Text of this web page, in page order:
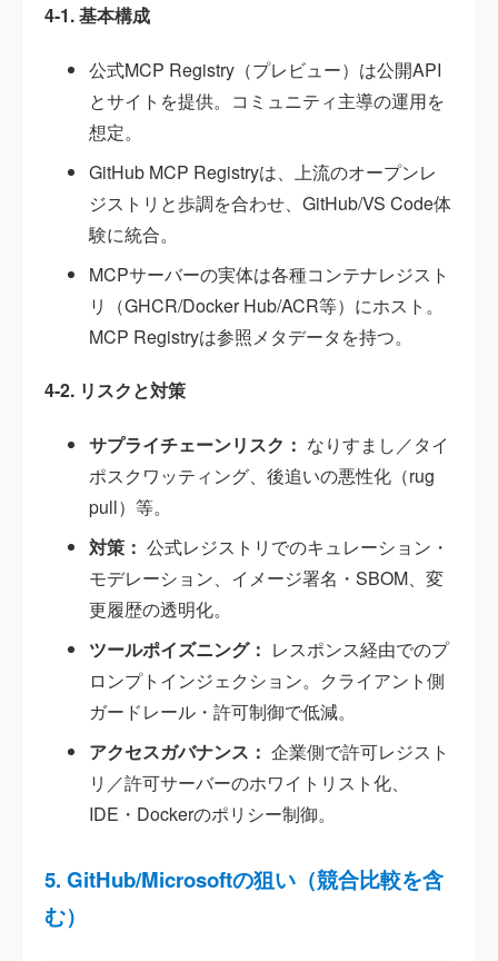
4-1. 基本構成
公式MCP Registry（プレビュー）は公開API
とサイトを提供。コミュニティ主導の運用を
想定。
GitHub MCP Registryは、上流のオープンレ
ジストリと歩調を合わせ、GitHub/VS Code体
験に統合。
MCPサーバーの実体は各種コンテナレジスト
リ（GHCR/Docker Hub/ACR等）にホスト。
MCP Registryは参照メタデータを持つ。
4-2. リスクと対策
サプライチェーンリスク： なりすまし／タイ
ポスクワッティング、後追いの悪性化（rug
pull）等。
対策： 公式レジストリでのキュレーション・
モデレーション、イメージ署名・SBOM、変
更履歴の透明化。
ツールポイズニング： レスポンス経由でのプ
ロンプトインジェクション。クライアント側
ガードレール・許可制御で低減。
アクセスガバナンス： 企業側で許可レジスト
リ／許可サーバーのホワイトリスト化、
IDE・Dockerのポリシー制御。
5. GitHub/Microsoftの狙い（競合比較を含
む）